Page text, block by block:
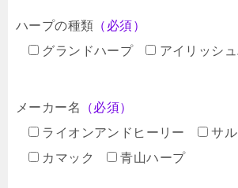
ハープの種類 （必須）
グランドハープ
アイリッシ
メーカー名
（必須）
ライオンアンドヒーリー
サ
カマック
青山ハープ